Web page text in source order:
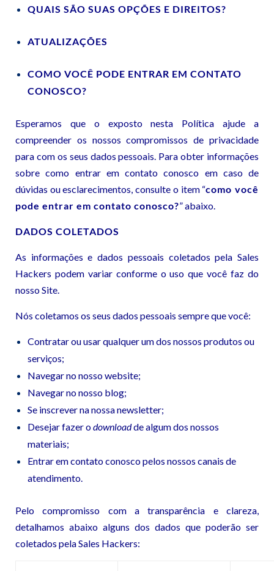
QUAIS SÃO SUAS OPÇÕES E DIREITOS?
ATUALIZAÇÕES
COMO VOCÊ PODE ENTRAR EM CONTATO
CONOSCO?
Esperamos que o exposto nesta Política ajude a
compreender os nossos compromissos de privacidade
para com os seus dados pessoais. Para obter informações
sobre como entrar em contato conosco em caso de
dúvidas ou esclarecimentos, consulte o item “como você
pode entrar em contato conosco?”abaixo.
DADOS COLETADOS
As informações e dados pessoais coletados pela Sales
Hackers podem variar conforme o uso que você faz do
nosso Site.
Nós coletamos os seus dados pessoais sempre que você:
Contratar ou usar qualquer um dos nossos produtos ou
serviços;
Navegar no nosso website;
Navegar no nosso blog;
Se inscrever na nossa newsletter;
Desejar fazer odownloadde algum dos nossos
materiais;
Entrar em contato conosco pelos nossos canais de
atendimento.
Pelo compromisso com a transparência e clareza,
detalhamos abaixo alguns dos dados que poderão ser
coletados pela Sales Hackers: